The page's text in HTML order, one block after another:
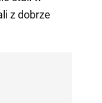
z dobrze